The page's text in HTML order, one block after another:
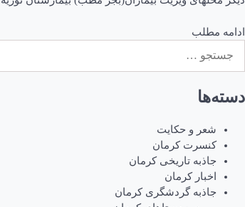
ادامه مطلب
برای:
دسته‌ها
شعر و حکایت
کنسرت کرمان
جاذبه تاریخی کرمان
اخبار کرمان
جاذبه گردشگری کرمان